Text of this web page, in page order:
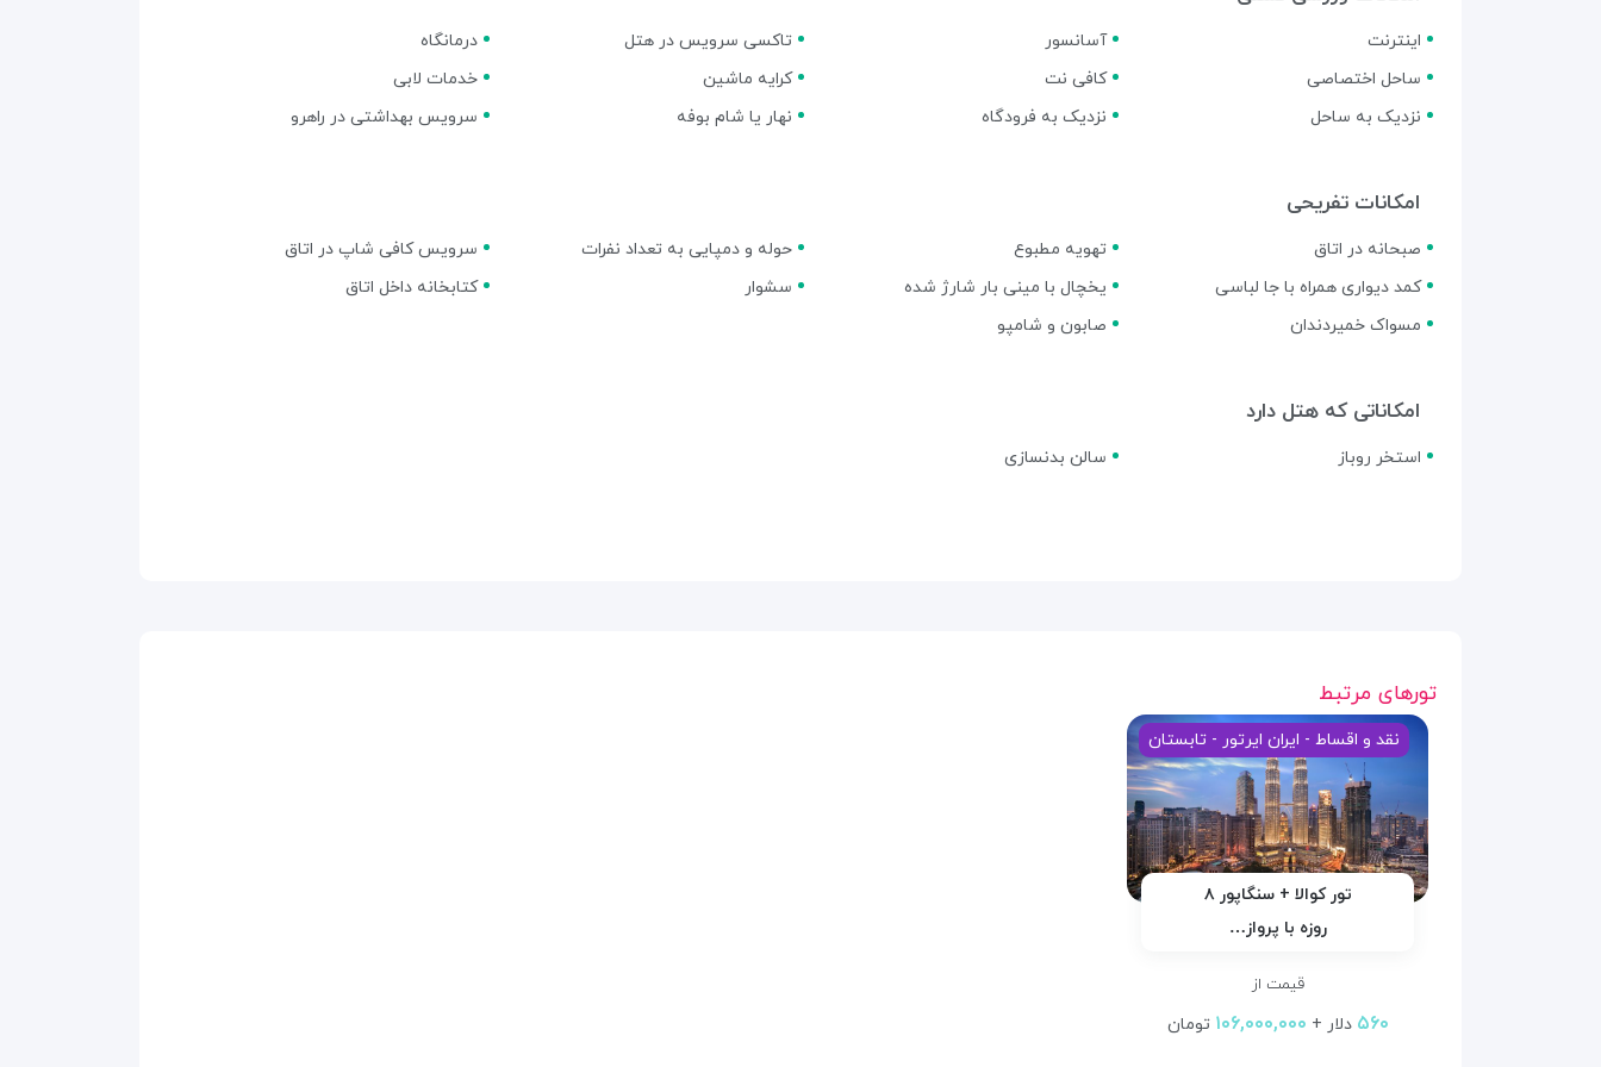
اینترنت آسانسور تاکسی سرویس در هتل
درمانگاه
ساحل اختصاصی
کافی نت کرایه ماشین
خدمات لابی
نزدیک به ساحل
نزدیک به فرودگاه نهار یا شام بوفه سرویس بهداشتی در راهرو
امکانات تفریحی
صبحانه در اتاق تهویه مطبوع حوله و دمپایی به تعداد نفرات
سرویس کافی شاپ در اتاق
کمد دیواری همراه با جا لباسی
یخچال با مینی بار شارژ شده سشوار
کتابخانه داخل اتاق
مسواک خمیردندان
صابون و شامپو
امکاناتی که هتل دارد
استخر روباز سالن بدنسازی
تورهای مرتبط
نقد و اقساط - ایران ایرتور - تابستان
تور کوالا + سنگاپور ۸
روزه با پرواز…
قیمت از
۵۶۰ دلار + ۱۰۶,۰۰۰,۰۰۰ تومان